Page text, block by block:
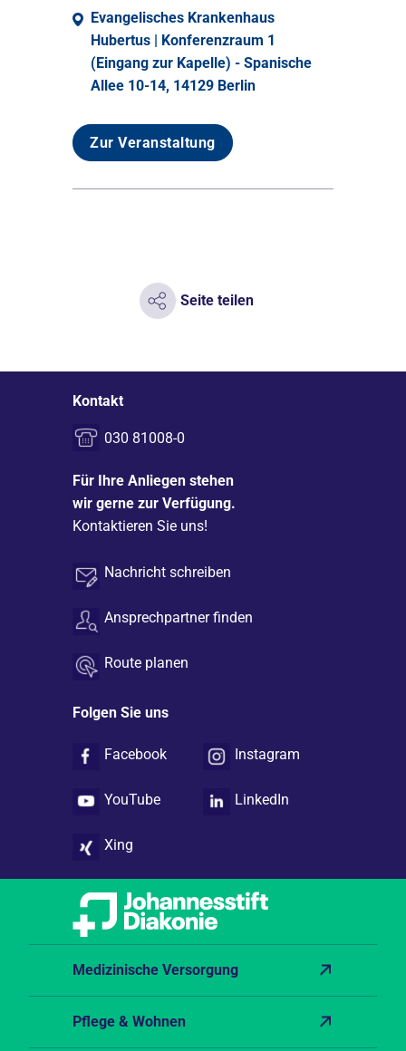
Evangelisches Krankenhaus
Hubertus | Konferenzraum 1
(Eingang zur Kapelle) - Spanische
Allee 10-14, 14129 Berlin
Zur Veranstaltung
Seite teilen
Kontakt
030 81008-0
Für Ihre Anliegen stehen
wir gerne zur Verfügung.
Kontaktieren Sie uns!
Nachricht schreiben
Ansprechpartner finden
Route planen
Folgen Sie uns
Facebook Instagram
YouTube LinkedIn
Xing
Medizinische Versorgung
Pflege & Wohnen